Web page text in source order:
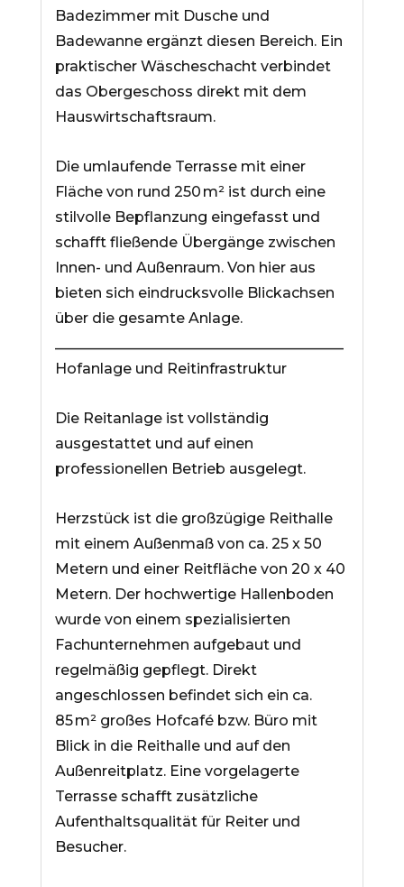
Badezimmer mit Dusche und
Badewanne ergänzt diesen Bereich. Ein
praktischer Wäscheschacht verbindet
das Obergeschoss direkt mit dem
Hauswirtschaftsraum.
Die umlaufende Terrasse mit einer
Fläche von rund 250 m² ist durch eine
stilvolle Bepflanzung eingefasst und
schafft fließende Übergänge zwischen
Innen- und Außenraum. Von hier aus
bieten sich eindrucksvolle Blickachsen
über die gesamte Anlage.
________________________________________
Hofanlage und Reitinfrastruktur
Die Reitanlage ist vollständig
ausgestattet und auf einen
professionellen Betrieb ausgelegt.
Herzstück ist die großzügige Reithalle
mit einem Außenmaß von ca. 25 x 50
Metern und einer Reitfläche von 20 x 40
Metern. Der hochwertige Hallenboden
wurde von einem spezialisierten
Fachunternehmen aufgebaut und
regelmäßig gepflegt. Direkt
angeschlossen befindet sich ein ca.
85 m² großes Hofcafé bzw. Büro mit
Blick in die Reithalle und auf den
Außenreitplatz. Eine vorgelagerte
Terrasse schafft zusätzliche
Aufenthaltsqualität für Reiter und
Besucher.